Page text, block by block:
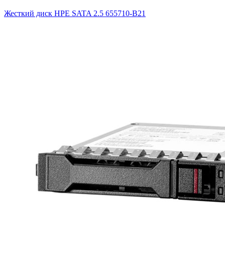
Жесткий диск HPE SATA 2.5 655710-B21